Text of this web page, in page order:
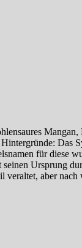
für diese
Ursprung
aber